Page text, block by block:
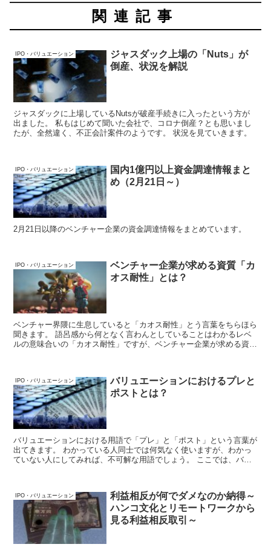
関連記事
IPO・バリュエーション
ジャスダック上場の「Nuts」が
倒産、状況を解説
ジャスダックに上場しているNutsが破産手続きに入ったという方が
出ました。 私もはじめて聞いた会社で、コロナ倒産？とも思いまし
たが、全然違く、不正会計案件のようです。 状況を見ていきます。
IPO・バリュエーション
国内1億円以上資金調達情報まと
め（2月21日～）
2月21日以降のベンチャー企業の資金調達情報をまとめています。
IPO・バリュエーション
ベンチャー企業が求める資質「カ
オス耐性」とは？
ベンチャー界隈に生息していると「カオス耐性」とう言葉をちらほら
聞きます。 語呂感から何となく言わんとしていることはわかるレベ
ルの意味合いの「カオス耐性」ですが、ベンチャー企業が求める資質
IPO・バリュエーション
バリュエーションにおけるプレと
ポストとは？
バリュエーションにおける用語で「プレ」と「ポスト」という言葉が
出てきます。 わかっている人同士では何気なく使いますが、わかっ
ていない人にしてみれば、不可解な用語でしょう。 ここでは、バリ
IPO・バリュエーション
利益相反が何でダメなのか納得～
ハンコ文化とリモートワークから
見る利益相反取引～